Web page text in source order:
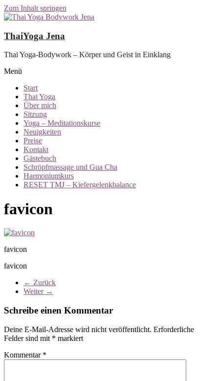
Zum Inhalt springen
ThaiYoga Jena
Thai Yoga-Bodywork – Körper und Geist in Einklang
Menü
Start
Thai Yoga
Über mich
Sitzung
Yoga – Meditationskurse
Neuigkeiten
Preise
Kontakt
Gästebuch
Schröpfmassage und Gua Cha
Harmoniumkurs
RESET TMJ – Kiefergelenkbalance
favicon
favicon
favicon
← Zurück
Weiter →
Schreibe einen Kommentar
Deine E-Mail-Adresse wird nicht veröffentlicht. Erforderliche
Felder sind mit * markiert
Kommentar *